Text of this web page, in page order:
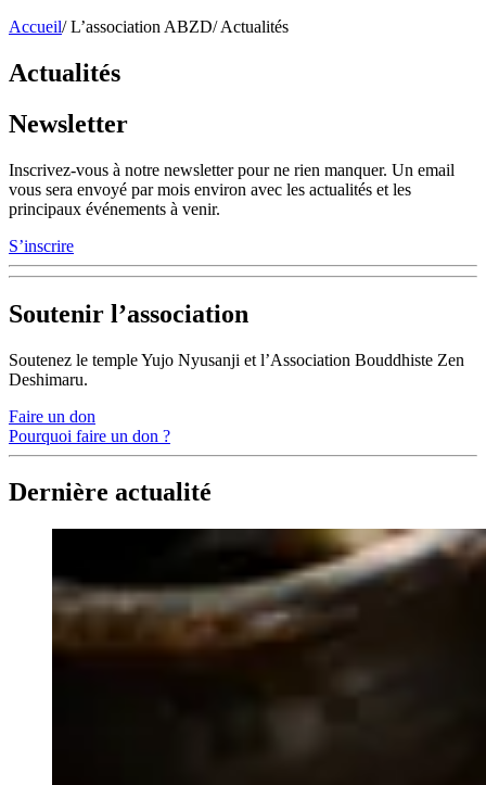
Accueil/ L’association ABZD/ Actualités
Actualités
Newsletter
Inscrivez-vous à notre newsletter pour ne rien manquer. Un email
vous sera envoyé par mois environ avec les actualités et les
principaux événements à venir.
S’inscrire
Soutenir l’association
Soutenez le temple Yujo Nyusanji et l’Association Bouddhiste Zen
Deshimaru.
Faire un don
Pourquoi faire un don ?
Dernière actualité